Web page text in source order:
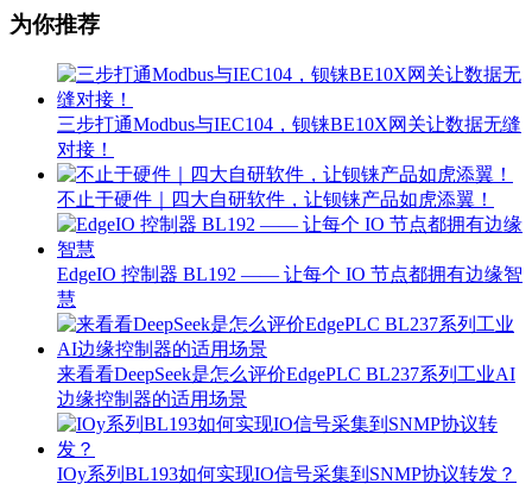
为你推荐
三步打通Modbus与IEC104，钡铼BE10X网关让数据无缝
对接！
不止于硬件｜四大自研软件，让钡铼产品如虎添翼！
EdgeIO 控制器 BL192 —— 让每个 IO 节点都拥有边缘智
慧
来看看DeepSeek是怎么评价EdgePLC BL237系列工业AI
边缘控制器的适用场景
IOy系列BL193如何实现IO信号采集到SNMP协议转发？